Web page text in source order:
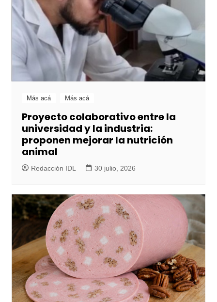
Más acá Más acá
Proyecto colaborativo entre la
universidad y la industria:
proponen mejorar la nutrición
animal
Redacción IDL 30 julio, 2026